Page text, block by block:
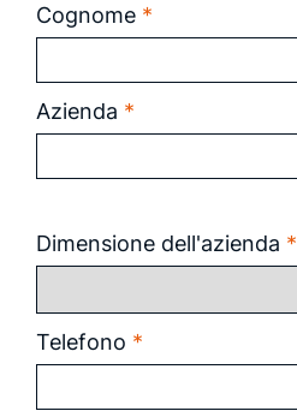
Cognome *
Azienda *
Dimensione dell'azienda *
Telefono *